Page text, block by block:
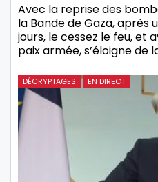
Avec la reprise des
la Bande de Gaza, après
jours, le cessez le feu, et
paix armée, s’éloigne de
DÉCRYPTAGES EN DIRECT